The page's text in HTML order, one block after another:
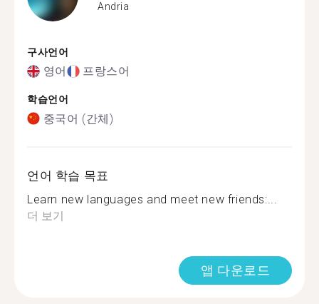
Andria
구사언어
영어 프랑스어
학습언어
중국어 (간체)
언어 학습 목표
Learn new languages and meet new friends:...
더 보기
앱 다운로드